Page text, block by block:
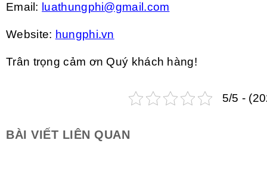
Email: luathungphi@gmail.com
Website: hungphi.vn
Trân trọng cảm ơn Quý khách hàng!
5/5 -
BÀI VIẾT LIÊN QUAN